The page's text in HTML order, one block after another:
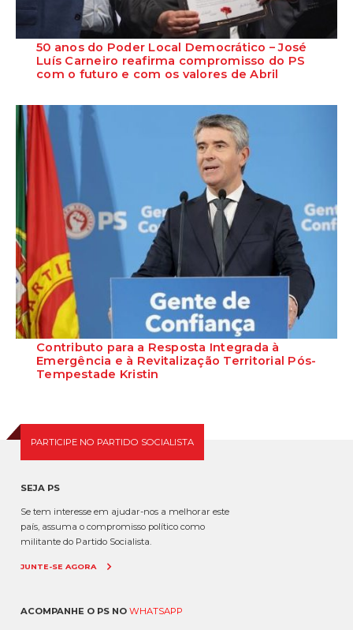
50 anos do Poder Local Democrático – José
Luís Carneiro reafirma compromisso do PS
com o futuro e com os valores de Abril
PS com o futuro das novas gera...
Contributo para a Resposta Integrada à
Emergência e à Revitalização Territorial Pós-
Tempestade Kristin
PARTICIPE NO PARTIDO SOCIALISTA
SEJA PS
Se tem interesse em ajudar-nos a melhorar este
país, assuma o compromisso político como
militante do Partido Socialista.
JUNTE-SE AGORA
ACOMPANHE O PS NO WHATSAPP